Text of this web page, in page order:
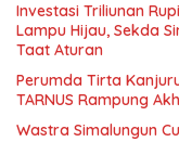
Investasi Triliunan
Lampu Hijau, Sekda
Taat Aturan
Perumda Tirta
TARNUS Rampung
Wastra Simalungun